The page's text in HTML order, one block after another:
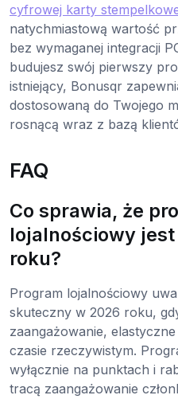
cyfrowej karty
natychmiastową wartość
bez wymaganej integracji
budujesz swój pierwszy
istniejący, Bonusqr
dostosowaną do Twojego
rosnącą wraz z bazą
FAQ
Co sprawia, że
lojalnościowy
roku?
Program lojalnościowy
skuteczny w 2026 roku,
zaangażowanie,
czasie rzeczywistym.
wyłącznie na punktach i
tracą zaangażowanie